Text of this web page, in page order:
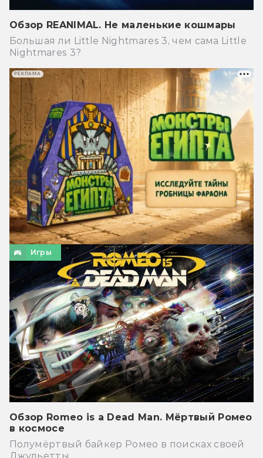
Обзор REANIMAL. Не маленькие кошмары
Большая ли Little Nightmares 3, чем сама Little
Nightmares 3?
Игры
Обзор Romeo is a Dead Man. Мёртвый Ромео
в космосе
Полумёртвый байкер Ромео в поисках своей
Джульетты.
РЕКЛАМА